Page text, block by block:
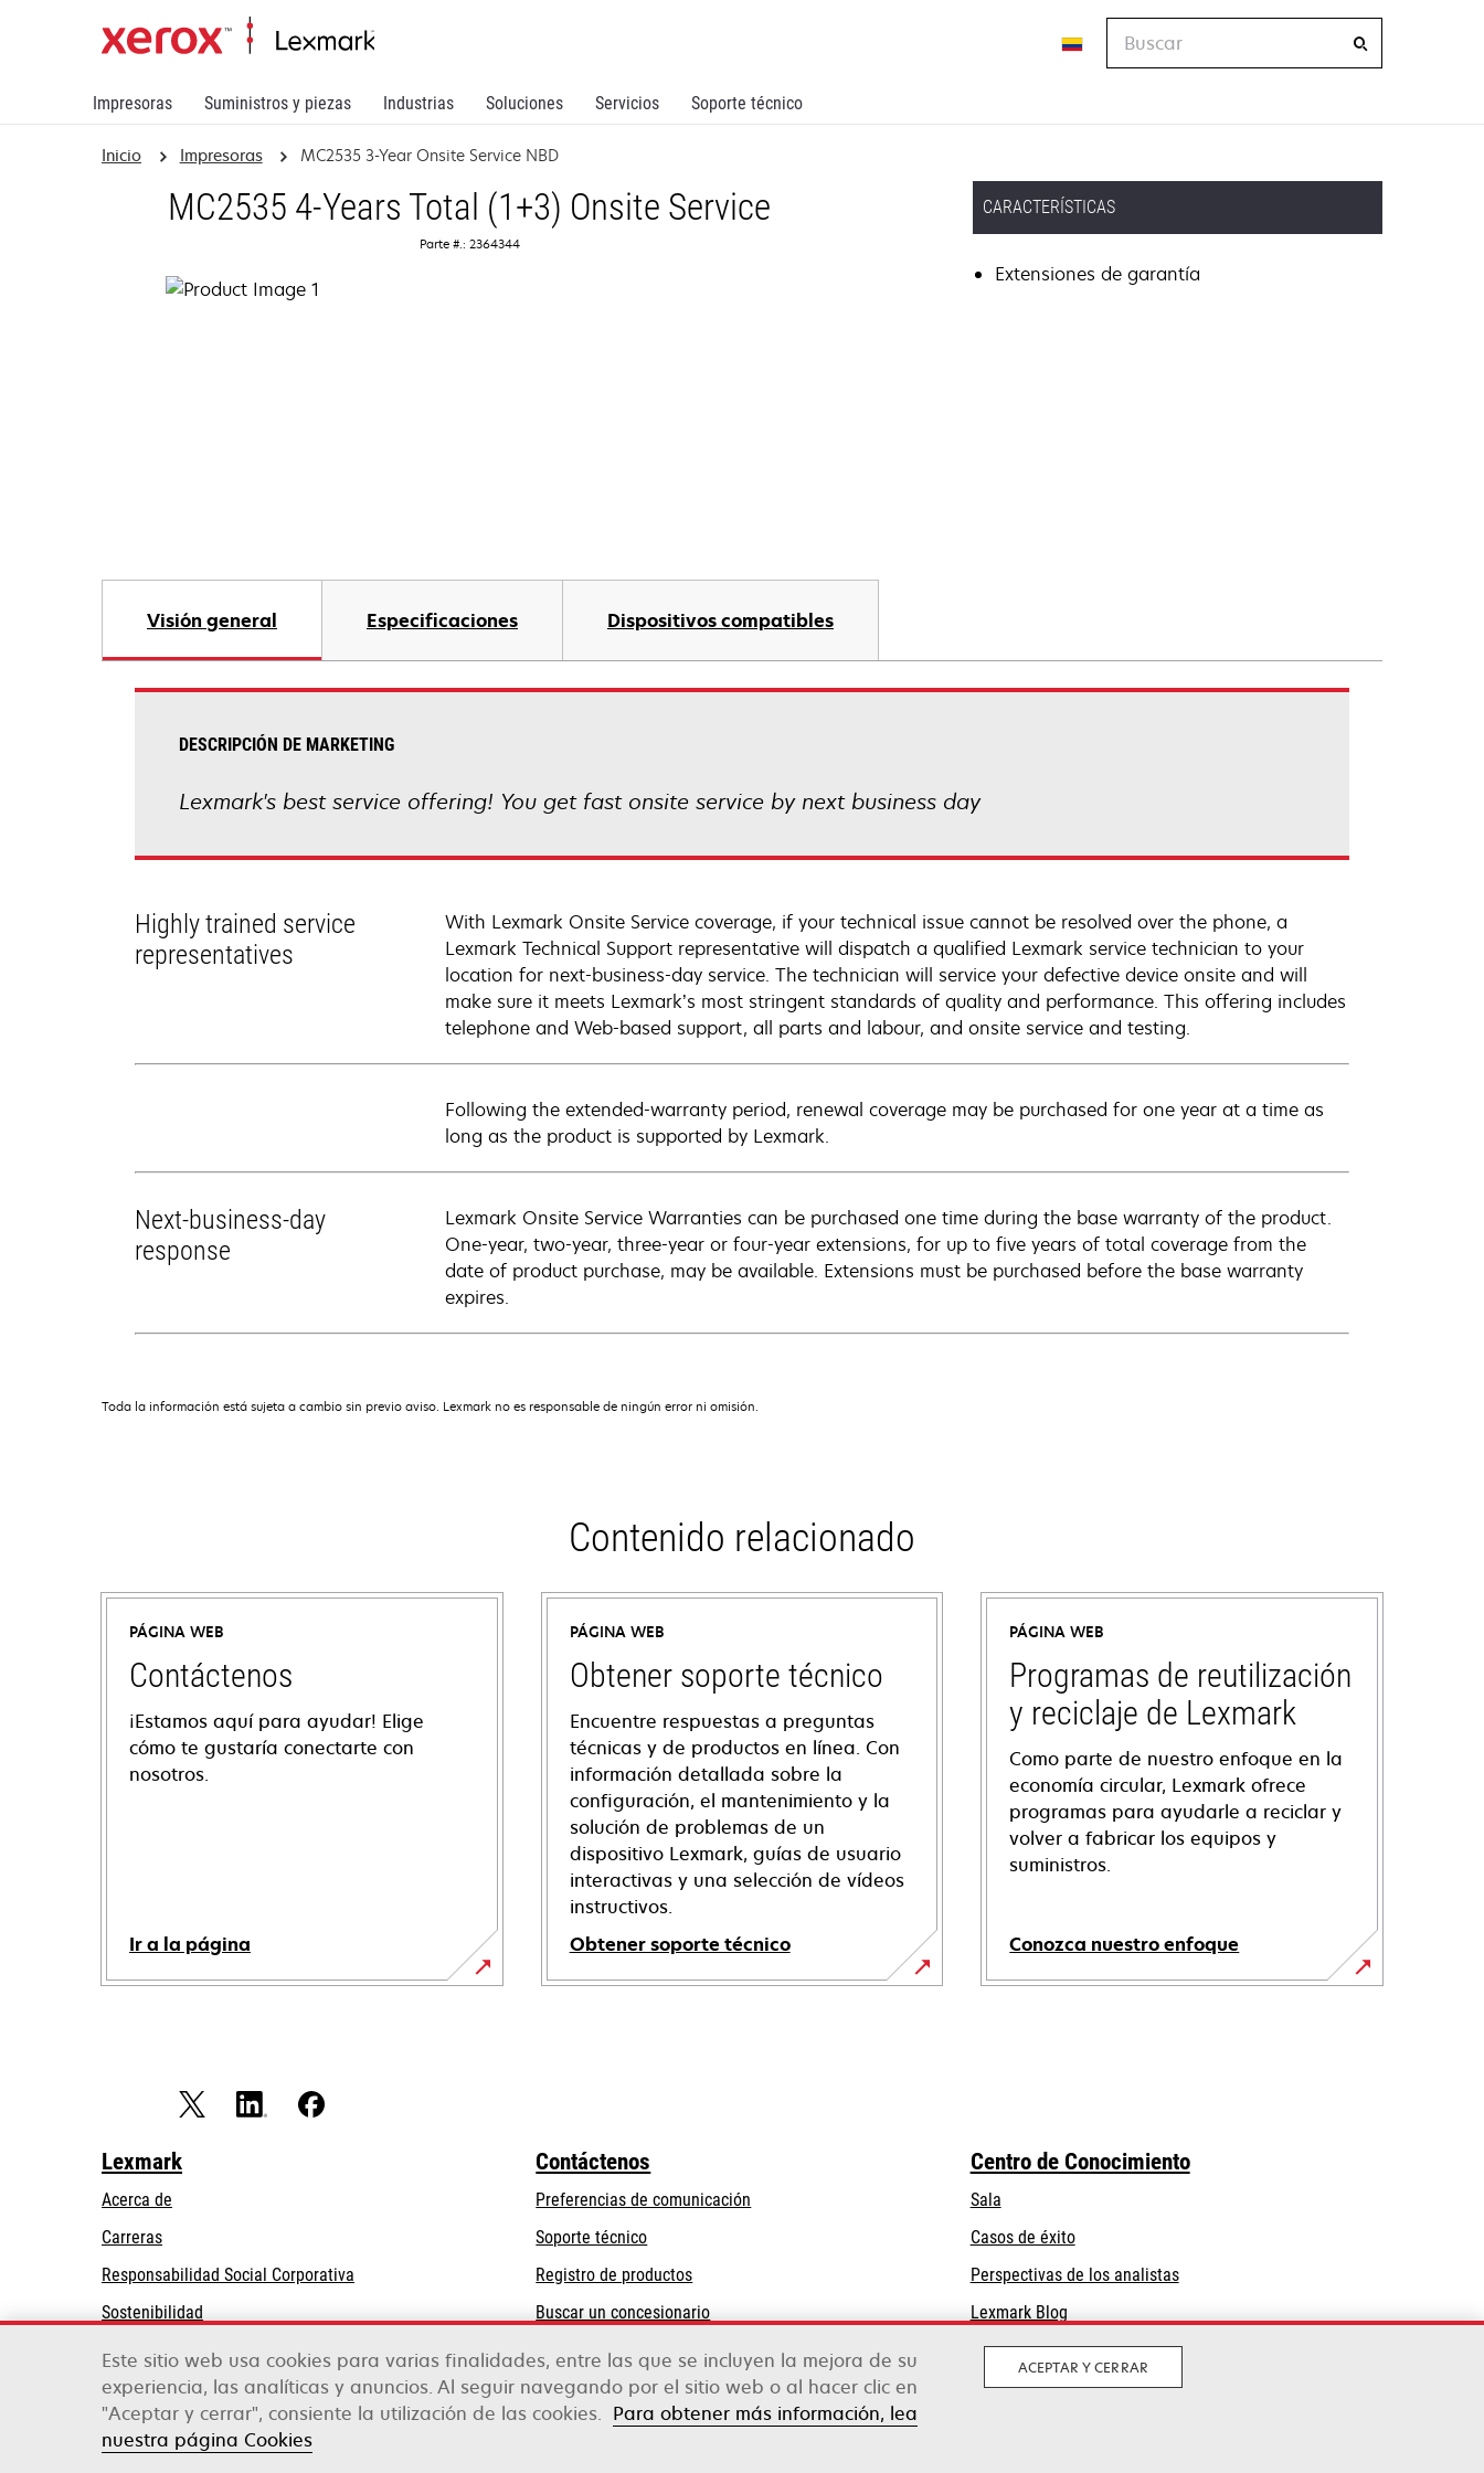
Impresoras Suministros y piezas Industrias Soluciones Servicios Soporte técnico
Inicio Impresoras MC2535 3-Year Onsite Service NBD
MC2535 4-Years Total (1+3) Onsite Service
Parte #.: 2364344
CARACTERÍSTICAS
Extensiones de garantía
Visión general Especificaciones Dispositivos compatibles
DESCRIPCIÓN DE MARKETING
Lexmark's best service offering! You get fast onsite service by next business day
Highly trained service
representatives
With Lexmark Onsite Service coverage, if your technical issue cannot be resolved over the phone, a
Lexmark Technical Support representative will dispatch a qualified Lexmark service technician to your
location for next-business-day service. The technician will service your defective device onsite and will
make sure it meets Lexmark’s most stringent standards of quality and performance. This offering includes
telephone and Web-based support, all parts and labour, and onsite service and testing.
Following the extended-warranty period, renewal coverage may be purchased for one year at a time as
long as the product is supported by Lexmark.
Next-business-day
response
Lexmark Onsite Service Warranties can be purchased one time during the base warranty of the product.
One-year, two-year, three-year or four-year extensions, for up to five years of total coverage from the
date of product purchase, may be available. Extensions must be purchased before the base warranty
expires.
Toda la información está sujeta a cambio sin previo aviso. Lexmark no es responsable de ningún error ni omisión.
Contenido relacionado
PÁGINA WEB
Contáctenos
¡Estamos aquí para ayudar! Elige
cómo te gustaría conectarte con
nosotros.
Ir a la página
PÁGINA WEB
Obtener soporte técnico
Encuentre respuestas a preguntas
técnicas y de productos en línea. Con
información detallada sobre la
configuración, el mantenimiento y la
solución de problemas de un
dispositivo Lexmark, guías de usuario
interactivas y una selección de vídeos
instructivos.
Obtener soporte técnico
se
PÁGINA WEB
Programas de reutilización
y reciclaje de Lexmark
Como parte de nuestro enfoque en la
economía circular, Lexmark ofrece
programas para ayudarle a reciclar y
volver a fabricar los equipos y
suministros.
Conozca nuestro enfoque
Lexmark
Acerca de
Carreras
Responsabilidad Social Corporativa
en
una
pestaña
nueva
Sostenibilidad
Partners de Lexmark
Contáctenos
Preferencias de comunicación
Soporte técnicose
abre
en
una
nueva
Registro de productos
Buscar un concesionario
Centro de Conocimiento
Sala
Casos de éxito
Perspectivas de los analistas
Lexmark Blog
Lexmark International, Inc., una empresa de Xerox
©2026 Todos los derechos reservados.
Este sitio web usa cookies para varias finalidades, entre las que se incluyen la mejora de su
experiencia, las analíticas y anuncios. Al seguir navegando por el sitio web o al hacer clic en
"Aceptar y cerrar", consiente la utilización de las cookies. Para obtener más información, lea
nuestra página Cookies
ACEPTAR Y CERRAR